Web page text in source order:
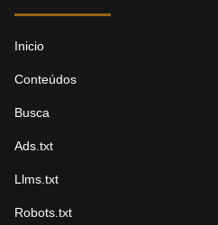
Inicio
Conteúdos
Busca
Ads.txt
Llms.txt
Robots.txt